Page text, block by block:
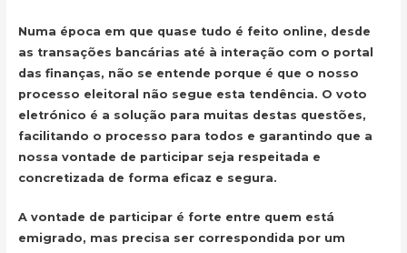
Numa época em que quase tudo é feito online, desde
as transações bancárias até à interação com o portal
das finanças, não se entende porque é que o nosso
processo eleitoral não segue esta tendência. O voto
eletrónico é a solução para muitas destas questões,
facilitando o processo para todos e garantindo que a
nossa vontade de participar seja respeitada e
concretizada de forma eficaz e segura.
A vontade de participar é forte entre quem está
emigrado, mas precisa ser correspondida por um